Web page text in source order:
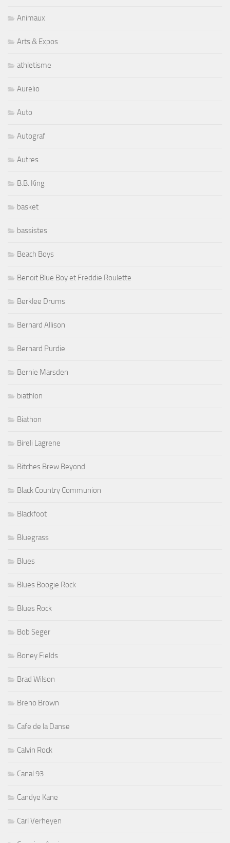
Animaux
Arts & Expos
athletisme
Aurelio
Auto
Autograf
Autres
B.B. King
basket
bassistes
Beach Boys
Benoit Blue Boy et Freddie Roulette
Berklee Drums
Bernard Allison
Bernard Purdie
Bernie Marsden
biathlon
Biathon
Bireli Lagrene
Bitches Brew Beyond
Black Country Communion
Blackfoot
Bluegrass
Blues
Blues Boogie Rock
Blues Rock
Bob Seger
Boney Fields
Brad Wilson
Breno Brown
Cafe de la Danse
Calvin Rock
Canal 93
Candye Kane
Carl Verheyen